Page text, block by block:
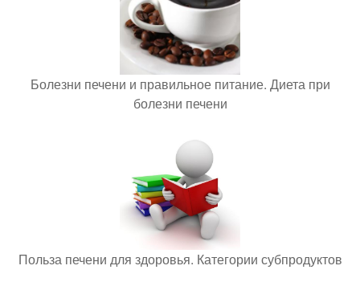
Болезни печени и правильное питание. Диета при
болезни печени
Польза печени для здоровья. Категории субпродуктов